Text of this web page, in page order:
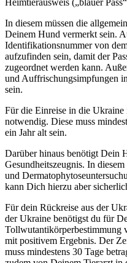
In diesem müssen die
Deinem Hund vermerkt sein.
Identifikationsnummer von
aufzufinden sein, damit der
zugeordnet werden kann.
und Auffrischungsimpfungen
sein.
Für die Einreise in die
notwendig. Diese muss
ein Jahr alt sein.
Darüber hinaus benötigt Dein
Gesundheitszeugnis. In
und
kann Dich hierzu aber
Für dein Rückreise aus der
der Ukraine benötigst du für
Tollwutantikörperbestimmung
mit positivem Ergebnis. Der
muss mindestens 30 Tage